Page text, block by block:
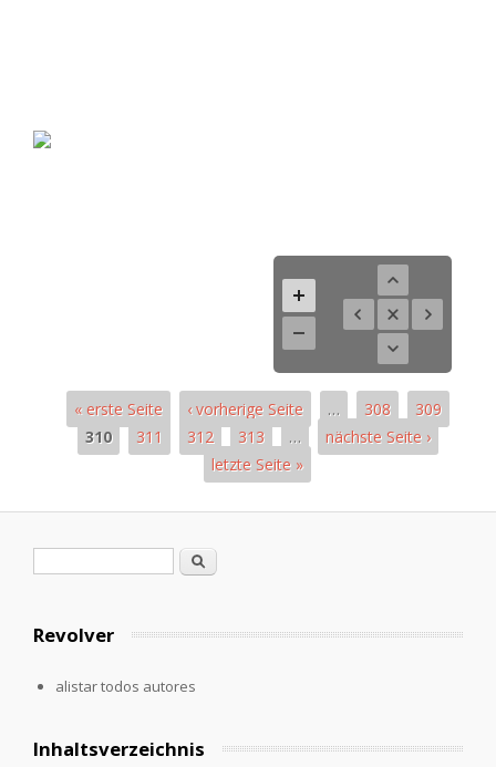
« erste Seite ‹ vorherige Seite … 308
309
310
311 312 313 …
nächste Seite ›
letzte Seite »
Formulario de búsqueda
Buscar
Revolver
alistar todos autores
Inhaltsverzeichnis